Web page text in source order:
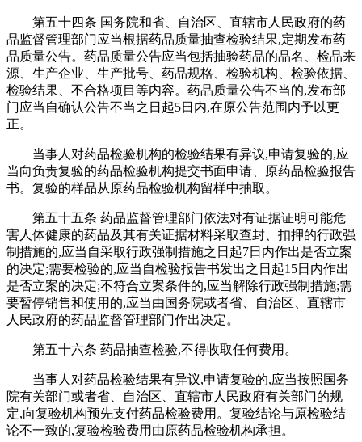
第五十四条 国务院和省、自治区、直辖市人民政府的药
品监督管理部门应当根据药品质量抽查检验结果,定期发布药
品质量公告。药品质量公告应当包括抽验药品的品名、检品来
源、生产企业、生产批号、药品规格、检验机构、检验依据、
检验结果、不合格项目等内容。药品质量公告不当的,发布部
门应当自确认公告不当之日起5日内,在原公告范围内予以更
正。
当事人对药品检验机构的检验结果有异议,申请复验的,应
当向负责复验的药品检验机构提交书面申请、原药品检验报告
书。复验的样品从原药品检验机构留样中抽取。
第五十五条 药品监督管理部门依法对有证据证明可能危
害人体健康的药品及其有关证据材料采取查封、扣押的行政强
制措施的,应当自采取行政强制措施之日起7日内作出是否立案
的决定;需要检验的,应当自检验报告书发出之日起15日内作出
是否立案的决定;不符合立案条件的,应当解除行政强制措施;需
要暂停销售和使用的,应当由国务院或者省、自治区、直辖市
人民政府的药品监督管理部门作出决定。
第五十六条 药品抽查检验,不得收取任何费用。
当事人对药品检验结果有异议,申请复验的,应当按照国务
院有关部门或者省、自治区、直辖市人民政府有关部门的规
定,向复验机构预先支付药品检验费用。复验结论与原检验结
论不一致的,复验检验费用由原药品检验机构承担。